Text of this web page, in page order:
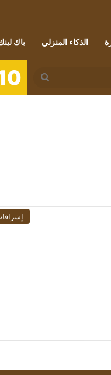
الذكاء المنزلي باك
بحث
عن